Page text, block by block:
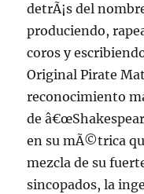
detrÃ¡s del
produciendo,
coros y
Original Pirate
reconocimiento
de
en su mÃ©trica
mezcla de su
sincopados, la